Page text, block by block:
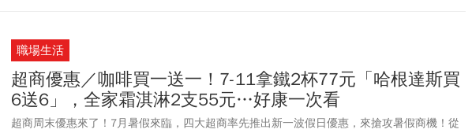
職場生活
超商優惠／咖啡買一送一！7-11拿鐵2杯77元「哈根達斯買
6送6」，全家霜淇淋2支55元…好康一次看
超商周末優惠來了！7月暑假來臨，四大超商率先推出新一波假日優惠，來搶攻暑假商機！從